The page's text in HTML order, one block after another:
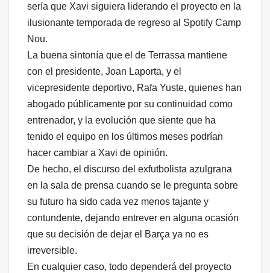
sería que Xavi siguiera liderando el proyecto en la
ilusionante temporada de regreso al Spotify Camp
Nou.
La buena sintonía que el de Terrassa mantiene
con el presidente, Joan Laporta, y el
vicepresidente deportivo, Rafa Yuste, quienes han
abogado públicamente por su continuidad como
entrenador, y la evolución que siente que ha
tenido el equipo en los últimos meses podrían
hacer cambiar a Xavi de opinión.
De hecho, el discurso del exfutbolista azulgrana
en la sala de prensa cuando se le pregunta sobre
su futuro ha sido cada vez menos tajante y
contundente, dejando entrever en alguna ocasión
que su decisión de dejar el Barça ya no es
irreversible.
En cualquier caso, todo dependerá del proyecto